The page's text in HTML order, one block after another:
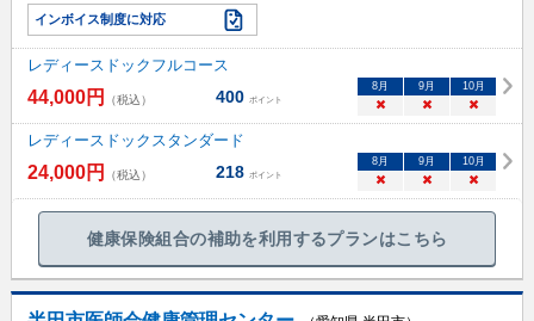
インボイス制度に対応
レディースドックフルコース
44,000円 （税込） 400 ポイント
8月 9月 10月
× × ×
レディースドックスタンダード
24,000円 （税込） 218 ポイント
8月 9月 10月
× × ×
健康保険組合の補助を利用するプランはこちら